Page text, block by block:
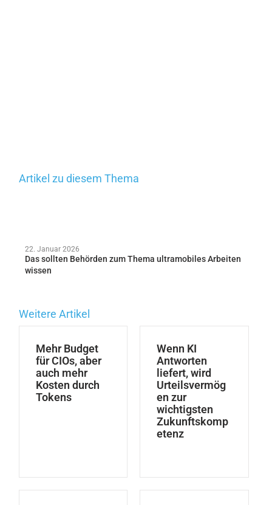
Artikel zu diesem Thema
22. Januar 2026
Das sollten Behörden zum Thema ultramobiles Arbeiten
wissen
Weitere Artikel
Mehr Budget
für CIOs, aber
auch mehr
Kosten durch
Tokens
Wenn KI
Antworten
liefert, wird
Urteilsvermög
en zur
wichtigsten
Zukunftskomp
etenz